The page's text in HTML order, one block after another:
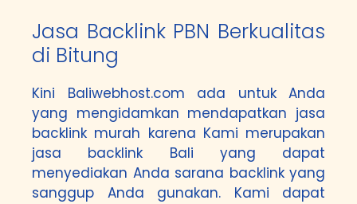
Jasa Backlink PBN Berkualitas
di Bitung
Kini Baliwebhost.com ada untuk Anda
yang mengidamkan mendapatkan jasa
backlink murah karena Kami merupakan
jasa backlink Bali yang dapat
menyediakan Anda sarana backlink yang
sanggup Anda gunakan. Kami dapat